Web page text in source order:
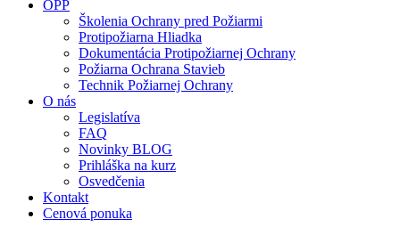
OPP
Školenia Ochrany pred Požiarmi
Protipožiarna Hliadka
Dokumentácia Protipožiarnej Ochrany
Požiarna Ochrana Stavieb
Technik Požiarnej Ochrany
O nás
Legislatíva
FAQ
Novinky BLOG
Prihláška na kurz
Osvedčenia
Kontakt
Cenová ponuka